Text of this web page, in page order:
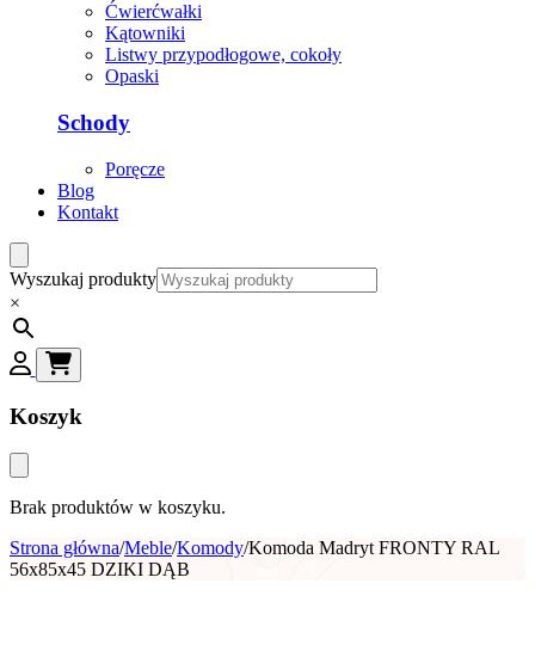
Ćwierćwałki
Kątowniki
Listwy przypodłogowe, cokoły
Opaski
Schody
Poręcze
Blog
Kontakt
Wyszukaj produkty
×
Koszyk
Brak produktów w koszyku.
Strona główna/Meble/Komody/Komoda Madryt FRONTY RAL
56x85x45 DZIKI DĄB